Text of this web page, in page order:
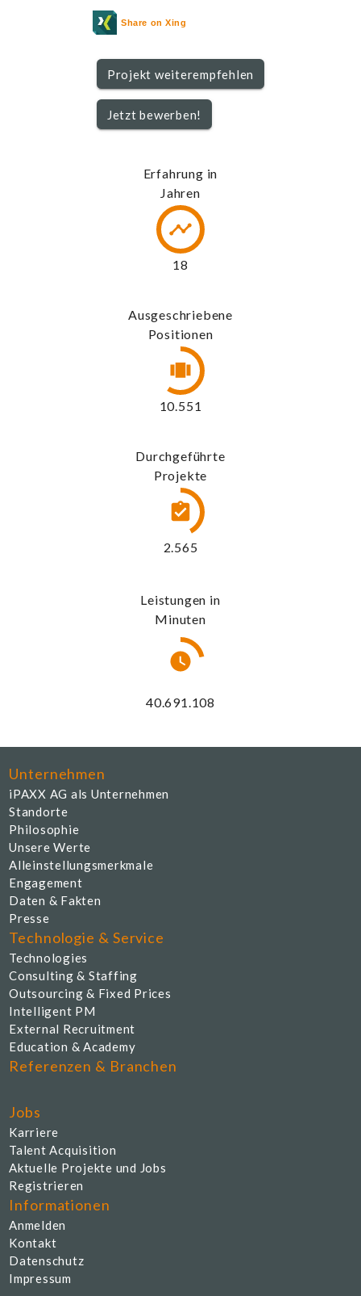
Share on Xing
Projekt weiterempfehlen
Jetzt bewerben!
Erfahrung in
Jahren
19
Ausgeschriebene
Positionen
11.395
Durchgeführte
Projekte
2.770
Leistungen in
Minuten
43.946.397
Unternehmen
iPAXX AG als Unternehmen
Standorte
Philosophie
Unsere Werte
Alleinstellungsmerkmale
Engagement
Daten & Fakten
Presse
Technologie & Service
Technologies
Consulting & Staffing
Outsourcing & Fixed Prices
Intelligent PM
External Recruitment
Education & Academy
Referenzen & Branchen
Jobs
Karriere
Talent Acquisition
Aktuelle Projekte und Jobs
Registrieren
Informationen
Anmelden
Kontakt
Datenschutz
Impressum